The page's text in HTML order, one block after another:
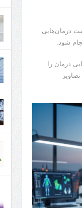
درمان‌هایی
شود.
درمان را